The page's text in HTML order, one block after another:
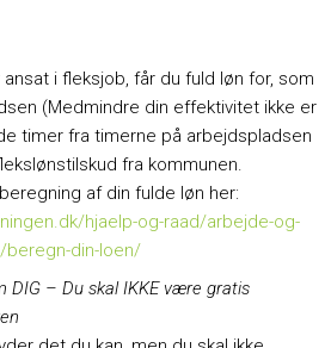
i fleksjob, får du fuld løn for, som
(Medmindre din effektivitet ikke er
timer fra timerne på arbejdspladsen
fra kommunen.
af din fulde løn her:
hjaelp-og-raad/arbejde-og-
din-loen/
DIG – Du skal IKKE være gratis